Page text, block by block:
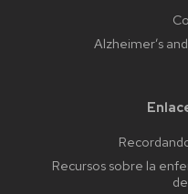
Alzheimer’s
Recursos sobre la